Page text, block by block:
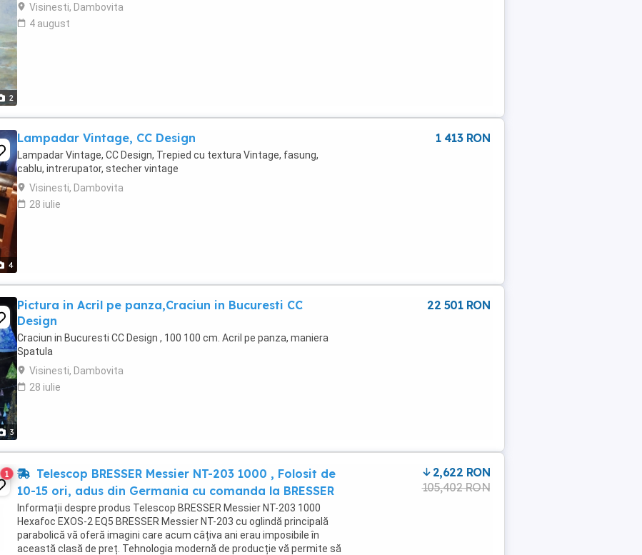
2
Visinesti, Dambovita
4 august
4
Lampadar Vintage, CC Design
Lampadar Vintage, CC Design, Trepied cu textura Vintage, fasung,
cablu, intrerupator, stecher vintage
Visinesti, Dambovita
28 iulie
1 413 RON
3
Pictura in Acril pe panza,Craciun in Bucuresti CC
Design
Craciun in Bucuresti CC Design , 100 100 cm. Acril pe panza, maniera
Spatula
Visinesti, Dambovita
28 iulie
22 501 RON
1
Telescop BRESSER Messier NT-203 1000 , Folosit de
10-15 ori, adus din Germania cu comanda la BRESSER
Informații despre produs Telescop BRESSER Messier NT-203 1000
Hexafoc EXOS-2 EQ5 BRESSER Messier NT-203 cu oglindă principală
parabolică vă oferă imagini care acum câțiva ani erau imposibile în
această clasă de preț. Tehnologia modernă de producție vă permite să
2,622 RON
105,402 RON